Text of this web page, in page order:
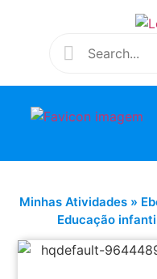
Minhas Atividades »
Educação